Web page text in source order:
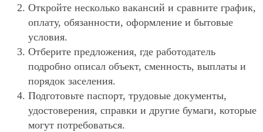
Откройте несколько вакансий и сравните график,
оплату, обязанности, оформление и бытовые
условия.
Отберите предложения, где работодатель
подробно описал объект, сменность, выплаты и
порядок заселения.
Подготовьте паспорт, трудовые документы,
удостоверения, справки и другие бумаги, которые
могут потребоваться.